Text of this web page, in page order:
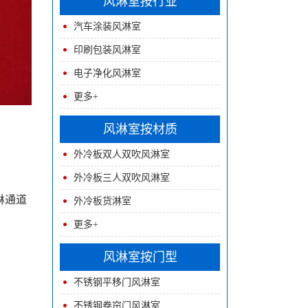
通道
汽车涂装风淋室
印刷包装风淋室
电子净化风淋室
更多+
风淋室按材质
外冷板双人双吹风淋室
外冷板三人双吹风淋室
外冷板货淋室
更多+
风淋室按门型
不锈钢平移门风淋室
不锈钢卷帘门风淋室